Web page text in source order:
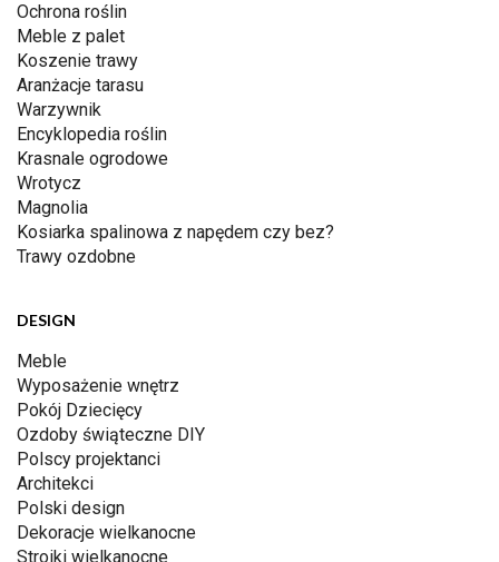
Ochrona roślin
Meble z palet
Koszenie trawy
Aranżacje tarasu
Warzywnik
Encyklopedia roślin
Krasnale ogrodowe
Wrotycz
Magnolia
Kosiarka spalinowa z napędem czy bez?
Trawy ozdobne
DESIGN
Meble
Wyposażenie wnętrz
Pokój Dziecięcy
Ozdoby świąteczne DIY
Polscy projektanci
Architekci
Polski design
Dekoracje wielkanocne
Stroiki wielkanocne